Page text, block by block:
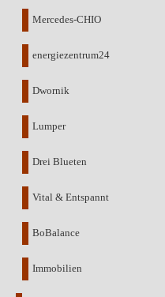
Mercedes-CHIO
energiezentrum24
Dwornik
Lumper
Drei Blueten
Vital & Entspannt
BoBalance
Immobilien